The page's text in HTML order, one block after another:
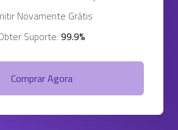
Novamente Grátis
Suporte:99.9%
Comprar Agora